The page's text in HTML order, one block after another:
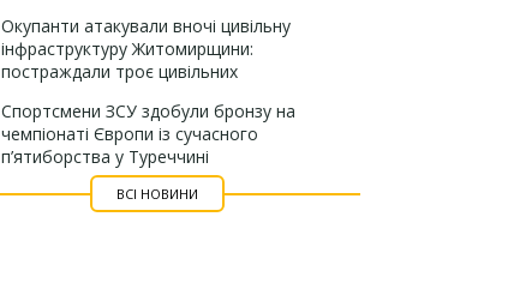
Окупанти атакували вночі цивільну
інфраструктуру Житомирщини:
постраждали троє цивільних
Спортсмени ЗСУ здобули бронзу на
чемпіонаті Європи із сучасного
п’ятиборства у Туреччині
ВСІ НОВИНИ